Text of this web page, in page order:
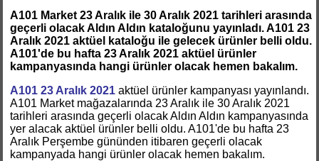
A101 Market 23 Aralık ile 30 Aralık 2021 tarihleri arasında
geçerli olacak Aldın Aldın kataloğunu yayınladı. A101 23
Aralık 2021 aktüel kataloğu ile gelecek ürünler belli oldu.
A101'de bu hafta 23 Aralık 2021 aktüel ürünler
kampanyasında hangi ürünler olacak hemen bakalım.
A101 23 Aralık 2021 aktüel ürünler kampanyası yayınlandı.
A101 Market mağazalarında 23 Aralık ile 30 Aralık 2021
tarihleri arasında geçerli olacak Aldın Aldın kampanyasında
yer alacak aktüel ürünler belli oldu. A101'de bu hafta 23
Aralık Perşembe gününden itibaren geçerli olacak
kampanyada hangi ürünler olacak hemen bakalım.